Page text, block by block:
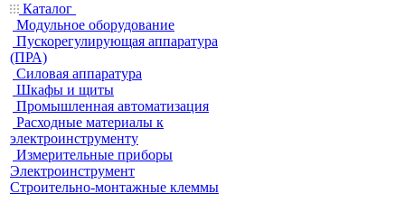
Каталог
Модульное оборудование
Пускорегулирующая аппаратура
(ПРА)
Силовая аппаратура
Шкафы и щиты
Промышленная автоматизация
Расходные материалы к
электроинструменту
Измерительные приборы
Электроинструмент
Строительно-монтажные клеммы